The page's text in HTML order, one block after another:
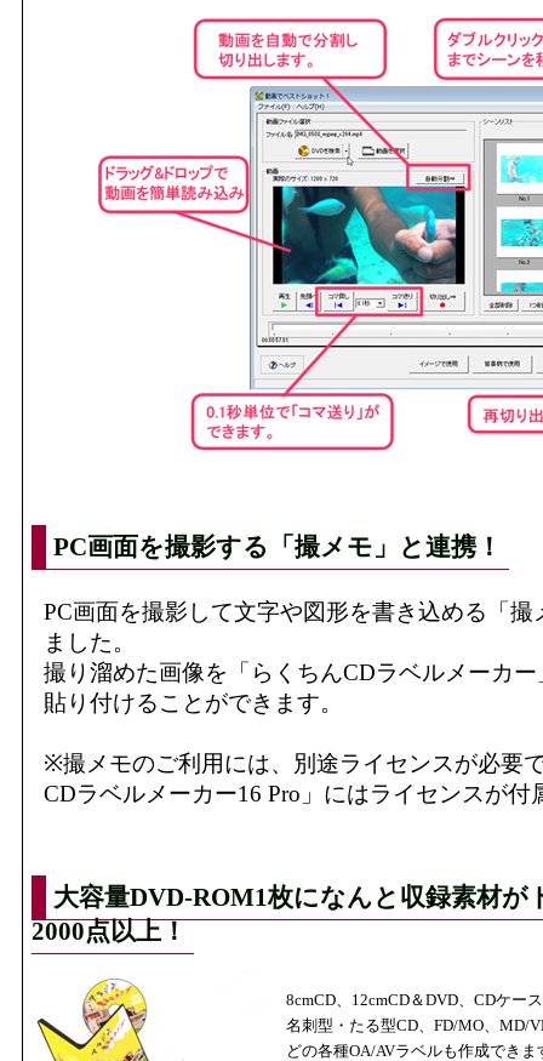
PC画面を撮影する「撮メモ」と連携！
PC画面を撮影して文字や図形を書き込める「撮
ました。
撮り溜めた画像を「らくちんCDラベルメーカ
貼り付けることができます。
※撮メモのご利用には、別途ライセンスが必要
CDラベルメーカー16 Pro」にはライセンスが付
大容量DVD-ROM1枚になんと収録素材が
2000点以上！
8cmCD、12cmCD＆DVD、CDケー
名刺型・たる型CD、FD/MO、MD/
どの各種OA/AVラベルも作成できま